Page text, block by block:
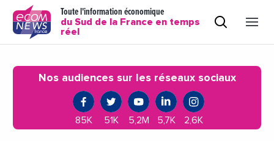
Toute l'information économique
du Sud de la France en temps
réel
Nos audiences sur les réseaux sociaux
85K 51K 5,2M 5,7K 2,6K